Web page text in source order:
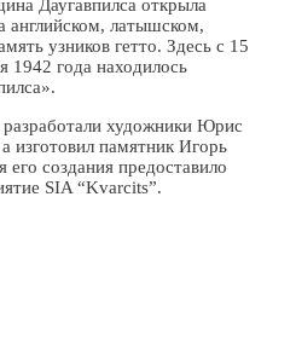
Даугавпилса открыла
английском, латышском,
узников гетто. Здесь с 15
1942 года находилось
художники Юрис
изготовил памятник Игорь
создания предоставило
SIA “Kvarcits”.